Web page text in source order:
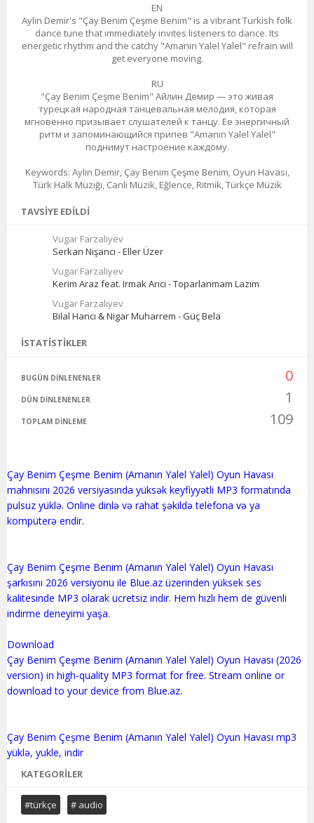
EN
Aylin Demir's "Çay Benim Çeşme Benim" is a vibrant Turkish folk
dance tune that immediately invites listeners to dance. Its
energetic rhythm and the catchy "Amanın Yalel Yalel" refrain will
get everyone moving.
RU
"Çay Benim Çeşme Benim" Айлин Демир — это живая
турецкая народная танцевальная мелодия, которая
мгновенно призывает слушателей к танцу. Ее энергичный
ритм и запоминающийся припев "Amanın Yalel Yalel"
поднимут настроение каждому.
Keywords: Aylin Demir, Çay Benim Çeşme Benim, Oyun Havası,
Türk Halk Müziği, Canlı Müzik, Eğlence, Ritmik, Türkçe Müzik
TAVSIYE EDILDI
Vugar Farzaliyev
Serkan Nişancı - Eller Üzer
Vugar Farzaliyev
Kerim Araz feat. Irmak Arıcı - Toparlanmam Lazım
Vugar Farzaliyev
Bilal Hancı & Nigar Muharrem - Güç Bela
İSTATISTIKLER
BUGÜN DINLENENLER 0
DÜN DINLENENLER 1
TOPLAM DINLEME 109
Çay Benim Çeşme Benim (Amanın Yalel Yalel) Oyun Havası
mahnısını 2026 versiyasında yüksək keyfiyyətli MP3 formatında
pulsuz yüklə. Online dinlə və rahat şəkildə telefona və ya
kompüterə endir.
Çay Benim Çeşme Benim (Amanın Yalel Yalel) Oyun Havası
şarkısını 2026 versiyonu ile Blue.az üzerinden yüksek ses
kalitesinde MP3 olarak ücretsiz indir. Hem hızlı hem de güvenli
indirme deneyimi yaşa.
Download
Çay Benim Çeşme Benim (Amanın Yalel Yalel) Oyun Havası (2026
version) in high-quality MP3 format for free. Stream online or
download to your device from Blue.az.
Çay Benim Çeşme Benim (Amanın Yalel Yalel) Oyun Havası mp3
KATEGORILER
#türkçe # audio